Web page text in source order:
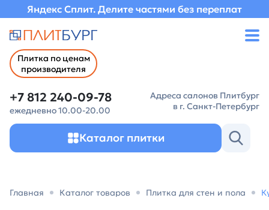
Яндекс Сплит. Делите частями без переплат
Плитка по ценам
производителя
+7 812 240-09-78
ежедневно 10.00-20.00
Адреса салонов Плитбург
в г. Санкт-Петербург
Каталог плитки
Главная Каталог товаров Плитка для стен и пола